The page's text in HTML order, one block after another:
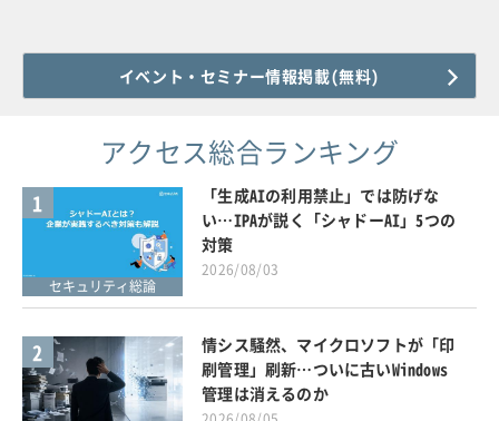
イベント・セミナー情報掲載(無料)
アクセス総合ランキング
1
セキュリティ総論
「生成AIの利用禁止」では防げな
い…IPAが説く「シャドーAI」5つの
対策
2026/08/03
2
情シス騒然、マイクロソフトが「印
刷管理」刷新…ついに古いWindows
管理は消えるのか